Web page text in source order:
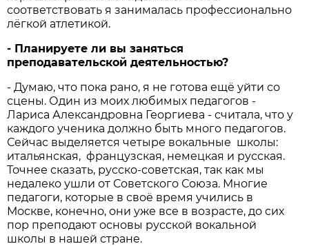
соответствовать я занималась профессионально
лёгкой атлетикой.
- Планируете ли вы заняться
преподавательской деятельностью?
- Думаю, что пока рано, я не готова ещё уйти со
сцены. Один из моих любимых педагогов -
Лариса Александровна Георгиева - считала, что у
каждого ученика должно быть много педагогов.
Сейчас выделяется четыре вокальные школы:
итальянская, французская, немецкая и русская.
Точнее сказать, русско-советская, так как мы
недалеко ушли от Советского Союза. Многие
педагоги, которые в своё время учились в
Москве, конечно, они уже все в возрасте, до сих
пор преподают основы русской вокальной
школы в нашей стране.